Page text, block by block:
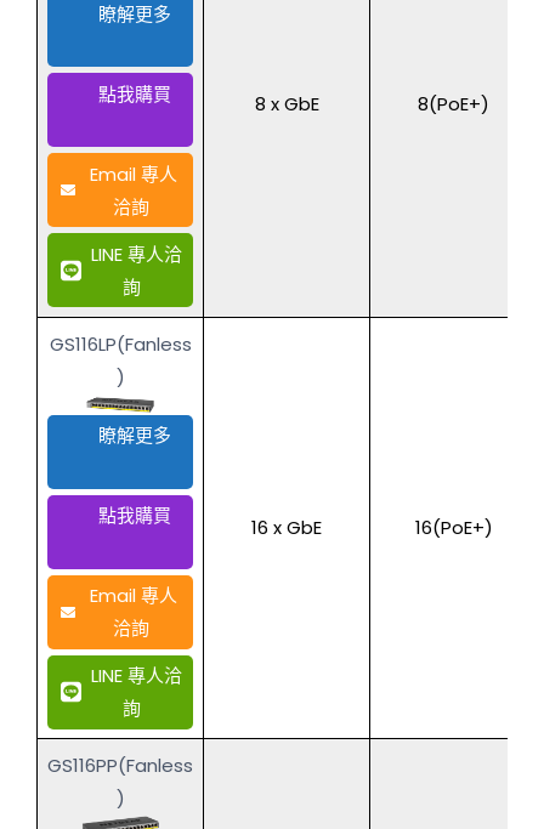
瞭解更多
點我購買
Email 專人
洽詢
LINE 專人洽
詢
8 x GbE 8(PoE+)
GS116LP(Fanless
)
瞭解更多
點我購買
Email 專人
洽詢
LINE 專人洽
詢
16 x GbE 16(PoE+)
GS116PP(Fanless
)